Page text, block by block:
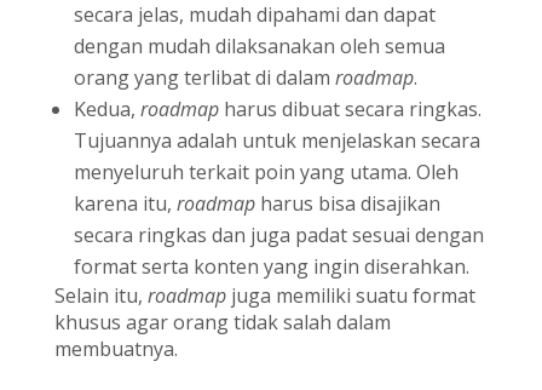
secara jelas, mudah dipahami dan dapat
dengan mudah dilaksanakan oleh semua
orang yang terlibat di dalam roadmap.
Kedua, roadmapharus dibuat secara ringkas.
Tujuannya adalah untuk menjelaskan secara
menyeluruh terkait poin yang utama. Oleh
karena itu, roadmapharus bisa disajikan
secara ringkas dan juga padat sesuai dengan
format serta konten yang ingin diserahkan.
Selain itu, roadmapjuga memiliki suatu format
khusus agar orang tidak salah dalam
membuatnya.